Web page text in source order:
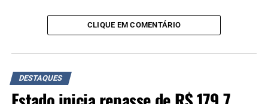
que conseguimos ajustar
ações, pensar em
estratégias e garantir um
cuidado mais próximo e
humano. A porta da
CLIQUE EM COMENTÁRIO
DESTAQUES